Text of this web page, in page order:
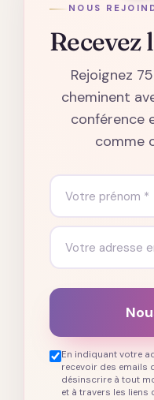
NOUS
Rejoignez
cheminent
conférence
comme
En indiquant votre
recevoir des emails
désinscrire à tout
et à travers les